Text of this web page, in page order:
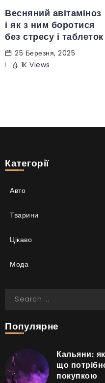
Весняний авітаміноз
і як з ним боротися
без стресу і таблеток
25 Березня, 2025
1K Views
Категорії
Авто
Тварини
Цікаво
Мода
Популярне
Кальяни:
що
покупкою